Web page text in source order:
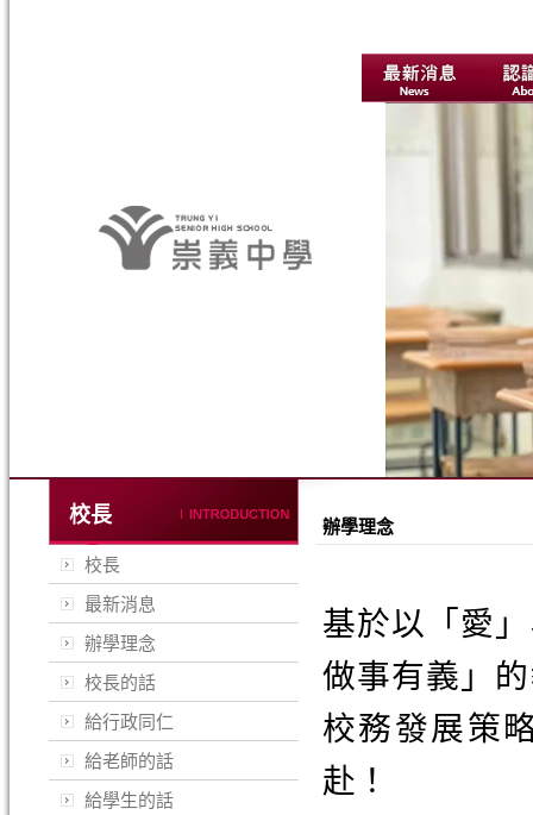
校長
校長
最新消息
辦學理念
校長的話
給行政同仁
給老師的話
給學生的話
辦學理念
基於以「愛
做事有義」
校務發展策
赴！